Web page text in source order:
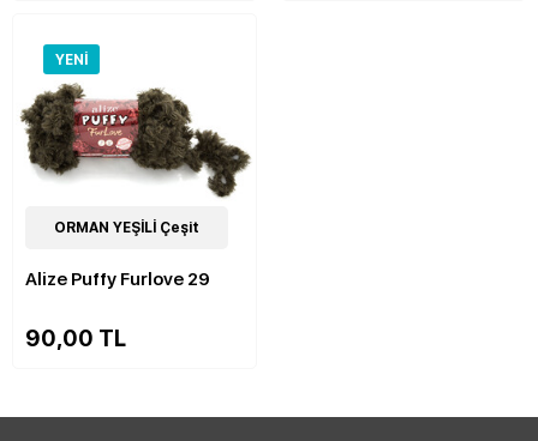
YENI
9Çeşit
ORMAN YEŞİLİ Çeşit
Alize Puffy Furlove 29
90,00 TL